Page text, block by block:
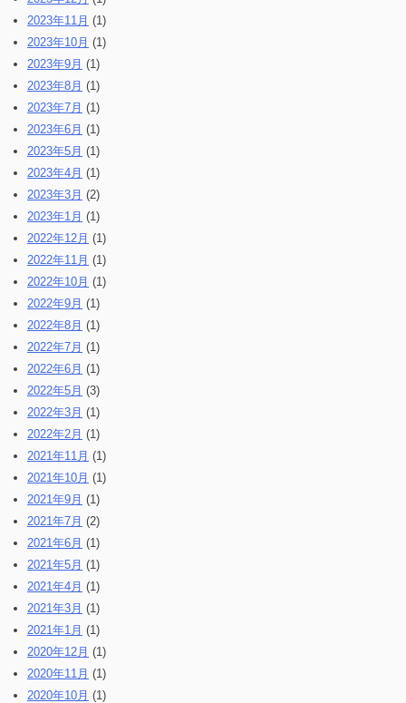
2023年11月 (1)
2023年10月 (1)
2023年9月 (1)
2023年8月 (1)
2023年7月 (1)
2023年6月 (1)
2023年5月 (1)
2023年4月 (1)
2023年3月 (2)
2023年1月 (1)
2022年12月 (1)
2022年11月 (1)
2022年10月 (1)
2022年9月 (1)
2022年8月 (1)
2022年7月 (1)
2022年6月 (1)
2022年5月 (3)
2022年3月 (1)
2022年2月 (1)
2021年11月 (1)
2021年10月 (1)
2021年9月 (1)
2021年7月 (2)
2021年6月 (1)
2021年5月 (1)
2021年4月 (1)
2021年3月 (1)
2021年1月 (1)
2020年12月 (1)
2020年11月 (1)
2020年10月 (1)